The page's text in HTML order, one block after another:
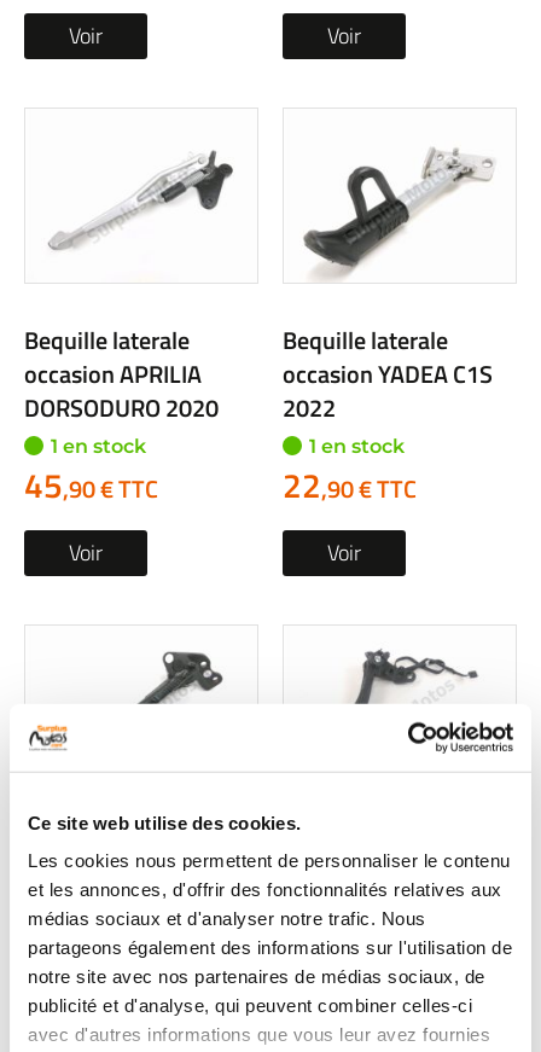
Ce site web utilise des cookies.
Les cookies nous permettent de personnaliser le contenu
et les annonces, d'offrir des fonctionnalités relatives aux
médias sociaux et d'analyser notre trafic. Nous
partageons également des informations sur l'utilisation de
notre site avec nos partenaires de médias sociaux, de
publicité et d'analyse, qui peuvent combiner celles-ci
avec d'autres informations que vous leur avez fournies
Voir Voir
Bequille laterale
occasion APRILIA
DORSODURO 2020
1 en stock
45,90 € TTC
Voir
Bequille laterale
occasion YADEA C1S
2022
1 en stock
22,90 € TTC
Voir
Bequille laterale
occasion KAWASAKI Z
1000 2018
1 en stock
29,90 € TTC
Bequille laterale
occasion CF MOTO NK
SPORT 2024
59,90 € TTC